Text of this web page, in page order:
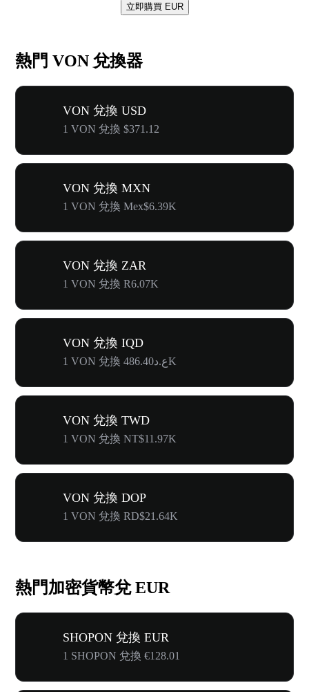
立即購買 EUR
熱門 VON 兌換器
VON 兌換 USD
1 VON 兌換 $371.12
VON 兌換 MXN
1 VON 兌換 Mex$6.39K
VON 兌換 ZAR
1 VON 兌換 R6.07K
VON 兌換 IQD
1 VON 兌換 ع.د486.40K
VON 兌換 TWD
1 VON 兌換 NT$11.97K
VON 兌換 DOP
1 VON 兌換 RD$21.64K
熱門加密貨幣兌 EUR
SHOPON 兌換 EUR
1 SHOPON 兌換 €128.01